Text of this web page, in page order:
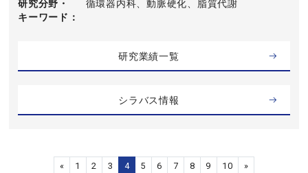
研究分野・
キーワード
循環器内科、動脈硬化、脂質代謝
研究業績一覧
シラバス情報
« 1 2 3 4 5 6 7 8 9 10 »